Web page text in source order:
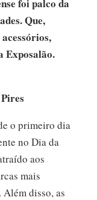
foi palco da
Que,
Exposalão.
o primeiro dia
no Dia da
aos
mais
disso, as